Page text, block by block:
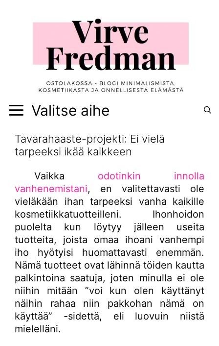
Valitse aihe
Tavarahaaste-projekti: Ei vielä
tarpeeksi ikää kaikkeen
Vaikka odotinkin innolla
vanhenemistani, en valitettavasti ole
vieläkään ihan tarpeeksi vanha kaikille
kosmetiikkatuotteilleni. Ihonhoidon
puolelta kun löytyy jälleen useita
tuotteita, joista omaa ihoani vanhempi
iho hyötyisi huomattavasti enemmän.
Nämä tuotteet ovat lähinnä töiden kautta
palkintoina saatuja, joten minulla ei ole
niihin mitään ”voi kun olen käyttänyt
näihin rahaa niin pakkohan nämä on
käyttää” -sidettä, eli luovuin niistä
mielelläni.